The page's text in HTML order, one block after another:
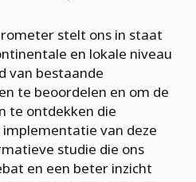
stelt ons in staat
en lokale niveau
van bestaande
te beoordelen en om de
te ontdekken die
van deze
studie die ons
en een beter inzicht